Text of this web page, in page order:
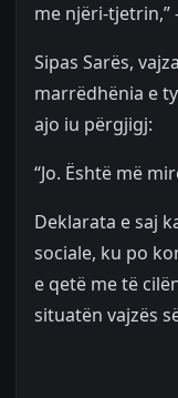
me njëri-tjetrin,”
Sipas Sarës,
marrëdhënia e
ajo iu përgjigj:
“Jo. Është më
Deklarata e saj
sociale, ku po
e qetë me të
situatën vajzës